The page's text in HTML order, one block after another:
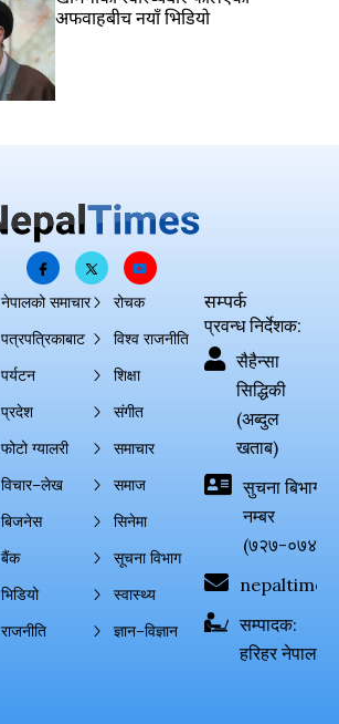
अफवाहबीच नयाँ भिडियो
नेपालको समाचार
पत्रपत्रिकाबाट
पर्यटन
प्रदेश
फोटो ग्यालरी
विचार–लेख
बिजनेस
बैंक
भिडियो
राजनीति
रोचक
विश्व राजनीति
शिक्षा
संगीत
समाचार
समाज
सिनेमा
सूचना विभाग
स्वास्थ्य
ज्ञान–विज्ञान
सम्पर्क
प्रवन्ध निर्देशक:
सैहैन्सा
सिद्धिकी
(अब्दुल
खताब)
सुचना बिभाग
नम्बर
(७२७-०७४-
सम्पादक:
हरिहर नेपाल